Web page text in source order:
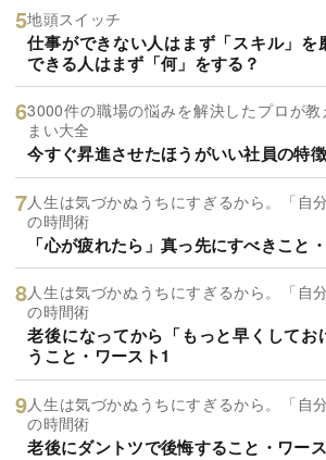
地頭スイッチ
仕事ができない人はまず「スキル」を
できる人はまず「何」をする？
3000件の職場の悩みを解決したプロが
まい大全
今すぐ昇進させたほうがいい社員の特
人生は気づかぬうちにすぎるから。「自
の時間術
「心が疲れたら」真っ先にすべきこと
人生は気づかぬうちにすぎるから。「自
の時間術
老後になってから「もっと早くしてお
うこと・ワースト1
人生は気づかぬうちにすぎるから。「自
の時間術
老後にダントツで後悔すること・ワー